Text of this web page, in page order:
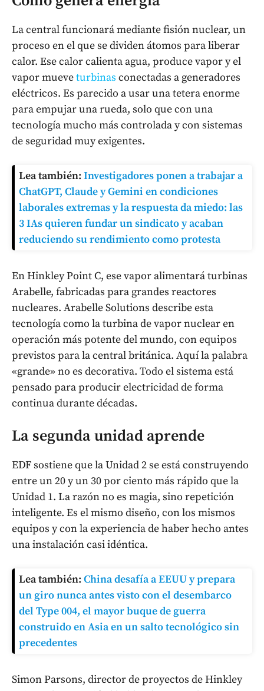
La central funcionará mediante fisión nuclear, un
proceso en el que se dividen átomos para liberar
calor. Ese calor calienta agua, produce vapor y el
vapor mueveturbinas conectadas a generadores
eléctricos. Es parecido a usar una tetera enorme
para empujar una rueda, solo que con una
tecnología mucho más controlada y con sistemas
de seguridad muy exigentes.
Lea también: Investigadores ponen a trabajar a
ChatGPT, Claude y Gemini en condiciones
laborales extremas y la respuesta da miedo: las
3 IAs quieren fundar un sindicato y acaban
reduciendo su rendimiento como protesta
En Hinkley Point C, ese vapor alimentará turbinas
Arabelle, fabricadas para grandes reactores
nucleares. Arabelle Solutions describe esta
tecnología como la turbina de vapor nuclear en
operación más potente del mundo, con equipos
previstos para la central británica. Aquí la palabra
«grande» no es decorativa. Todo el sistema está
pensado para producir electricidad de forma
continua durante décadas.
La segunda unidad aprende
EDF sostiene que la Unidad 2 se está construyendo
entre un 20 y un 30 por ciento más rápido que la
Unidad 1. La razón no es magia, sino repetición
inteligente. Es el mismo diseño, con los mismos
equipos y con la experiencia de haber hecho antes
una instalación casi idéntica.
Lea también: China desafía a EEUU y prepara
un giro nunca antes visto con el desembarco
del Type 004, el mayor buque de guerra
construido en Asia en un salto tecnológico sin
precedentes
Simon Parsons, director de proyectos de Hinkley